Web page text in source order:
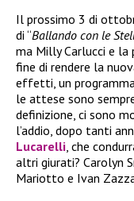
Il prossimo 3 di
di “Ballando con le
ma Milly Carlucci e
fine di rendere la
effetti, un
le attese sono
definizione, ci sono
l’addio, dopo tanti
Lucarelli, che
altri giurati? Carolyn
Mariotto e Ivan